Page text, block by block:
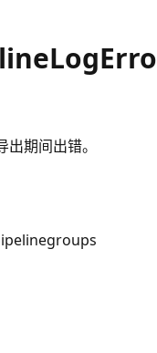
期间出错。